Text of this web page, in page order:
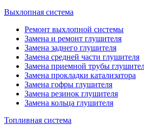
Выхлопная система
Ремонт выхлопной системы
Замена и ремонт глушителя
Замена заднего глушителя
Замена средней части глушителя
Замена приемной трубы
Замена прокладки катализатора
Замена гофры глушителя
Замена резинок глушителя
Замена кольца глушителя
Топливная система